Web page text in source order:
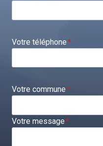
Votre téléphone*
Votre commune*
Votre message*